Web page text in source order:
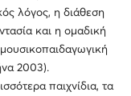
λόγος, η διάθεση
και η ομαδική
2003).
παιχνίδια, τα